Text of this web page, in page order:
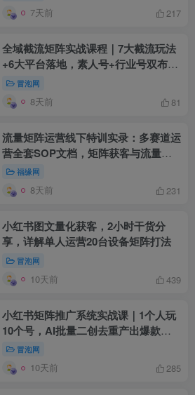
7天前 217
全域截流矩阵实战课程｜7大截流玩法
+6大平台落地，素人号+行业号双布
局，不要脸的截流打粉，咔咔咔的下钩
子！
冒泡网
8天前 81
流量矩阵运营线下特训实录：多赛道运
营全套SOP文档，矩阵获客与流量打
法深度拆解
福缘网
8天前 231
小红书图文量化获客，2小时干货分
享，详解单人运营20台设备矩阵打法
冒泡网
10天前 439
小红书矩阵推广系统实战课｜1个人玩
10个号，AI批量二创去重产出爆款笔
记，吃透平台算法、SEO占位、安全
导流，放大全域免费流量
冒泡网
10天前 285